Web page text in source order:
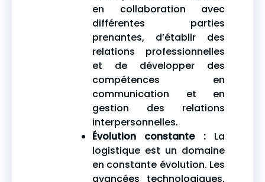
en collaboration avec
différentes parties
prenantes, d’établir des
relations professionnelles
et de développer des
compétences en
communication et en
gestion des relations
interpersonnelles.
Évolution constante :La
logistique est un domaine
en constante évolution. Les
avancées technologiques,